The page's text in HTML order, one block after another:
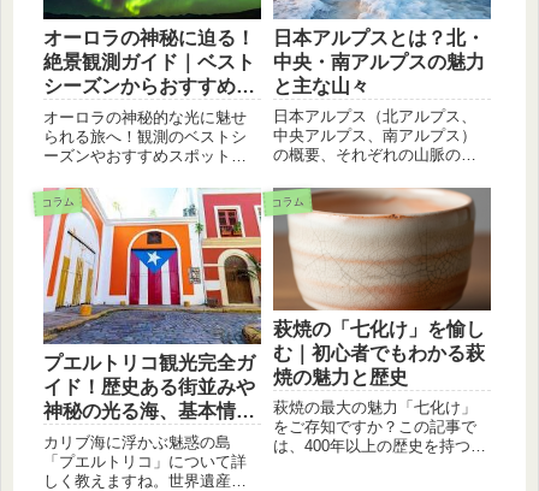
は、テレビやラジオのア
ンテナ塔として建設され
ました。しかし、その
後、観光スポットとして
も人気を集めるようにな
りました。 東京タワーの
見どころ 東京タワーの見
景色です。東京タワーの
展望台からは、東京の街
を一望することができま
す。また、東京タワーの
展望台からは、富士山や
東京湾も眺めることがで
きます。 東京タワーの営
業時間 東京タワーの営業
時間は、9:00～22:00で
す。 東京タワーの入場料
東京タワーの入場料は、
オーロラの神秘に迫る！
絶景観測ガイド｜ベスト
シーズンからおすすめス
ポットまで
オーロラの神秘的な光に魅せ
られる旅へ！観測のベストシ
ーズンやおすすめスポット、
説。一生の思い出に残るオー
ロラ観測の参考にしてくださ
い。
日本アルプスとは？北・
中央・南アルプスの魅力
と主な山々
日本アルプス（北アルプス、
中央アルプス、南アルプス）
の概要、それぞれの山脈の魅
雄大な自然や登山、温泉な
ど、日本アルプスの魅力をた
っぷりご紹介します。
コラム
プエルトリコ観光完全ガ
イド！歴史ある街並みや
神秘の光る海、基本情報
を解説
カリブ海に浮かぶ魅惑の島
「プエルトリコ」について詳
しく教えますね。世界遺産の
コラム
萩焼の「七化け」を愉し
む｜初心者でもわかる萩
焼の魅力と歴史
萩焼の最大の魅力「七化け」
をご存知ですか？この記事で
は、400年以上の歴史を持つ萩